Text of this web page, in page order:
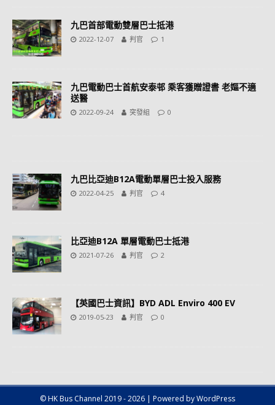
九巴首部電動雙層巴士抵港
2022-12-07 判官 1
九巴電動巴士首航安泰邨 乘客獲贈證書 老嫗不適
送醫
2022-09-24 突發組 0
九巴比亞迪B12A電動單層巴士投入服務
2022-04-25 判官 4
比亞迪B12A 單層電動巴士抵港
2021-07-26 判官 2
【英國巴士資訊】BYD ADL Enviro 400 EV
2019-05-23 判官 0
© HK Bus Channel 2019 - 2026 | Powered by WordPress